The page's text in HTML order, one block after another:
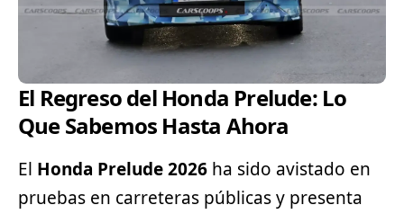
El Regreso del Honda Prelude: Lo
Que Sabemos Hasta Ahora
El Honda Prelude 2026 ha sido avistado en
pruebas en carreteras públicas y presenta